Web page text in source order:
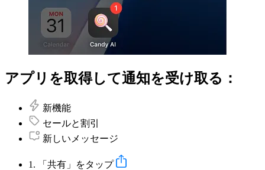
アプリを取得して通知を受け取る：
新機能
セールと割引
新しいメッセージ
1. 「共有」をタップ